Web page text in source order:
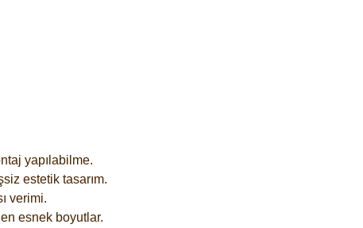
yapılabilme.
estetik tasarım.
verimi.
esnek boyutlar.